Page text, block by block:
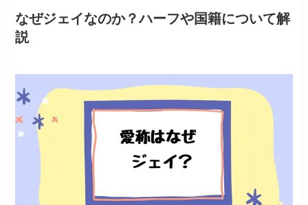
なぜジェイなのか？ハーフや国籍について解
説